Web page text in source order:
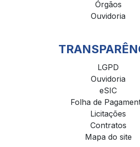
Órgãos
Ouvidoria
LGPD
Ouvidoria
eSIC
Folha de
Licitações
Contratos
Mapa do site